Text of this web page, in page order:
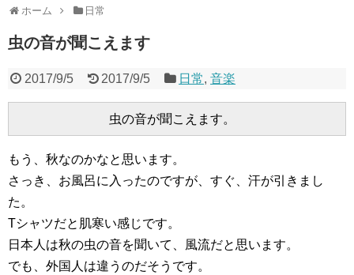
ホーム 日常
虫の音が聞こえます
2017/9/5 2017/9/5 日常,音楽
もう、秋なのかなと思います。
さっき、お風呂に入ったのですが、すぐ、汗が引きまし
た。
Tシャツだと肌寒い感じです。
日本人は秋の虫の音を聞いて、風流だと思います。
でも、外国人は違うのだそうです。